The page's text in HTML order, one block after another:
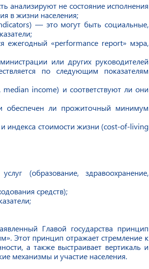
анализируют не состояние исполнения
в жизни населения;
— это могут быть социальные,
ежегодный «performance report» мэра,
или других руководителей
по следующим показателям
income) и соответствуют ли они
обеспечен ли прожиточный минимум
индекса стоимости жизни (cost-of-living
(образование, здравоохранение,
средств);
Главой государства принцип
Этот принцип отражает стремление к
а также выстраивает вертикаль и
механизмы и участие населения.